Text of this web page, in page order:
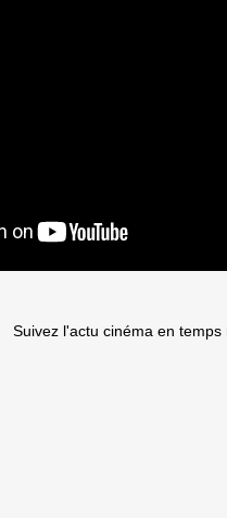
Suivez l'actu cinéma en temps